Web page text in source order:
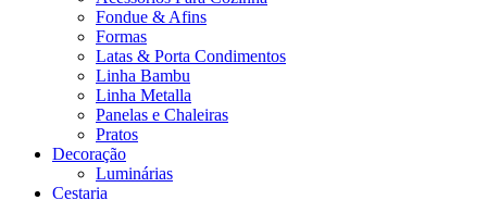
Fondue & Afins
Formas
Latas & Porta Condimentos
Linha Bambu
Linha Metalla
Panelas e Chaleiras
Pratos
Decoração
Luminárias
Cestaria